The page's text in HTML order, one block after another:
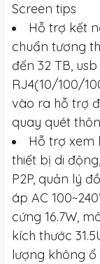
Screen tips
Hỗ trợ kết
chuẩn tương
đến 32 TB,
RJ4(10/100/
vào ra hỗ trợ
quay quét
Hỗ trợ xem
thiết bị di
P2P, quản lý
áp AC
cứng 16.7W,
kích thước
lượng không ổ